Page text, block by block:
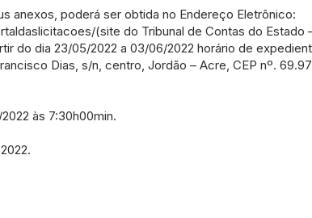
anexos, poderá ser obtida no Endereço Eletrônico:
(site do Tribunal de Contas do Estado
do dia 23/05/2022 a 03/06/2022 horário de
Dias, s/n, centro, Jordão – Acre, CEP nº.
às 7:30h00min.